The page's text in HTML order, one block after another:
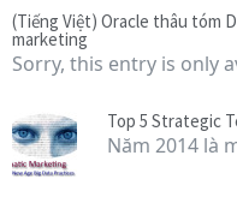
(Tiếng Việt) Oracle thâu tóm
marketing
Sorry, this entry is only
Top 5 Strategic
Năm 2014 là